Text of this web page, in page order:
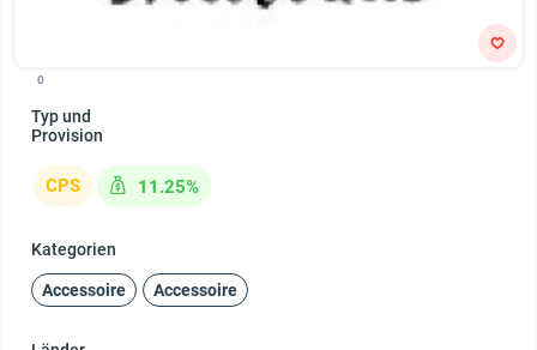
0
Typ und
Provision
CPS 11.25%
Kategorien
Accessoire Accessoire